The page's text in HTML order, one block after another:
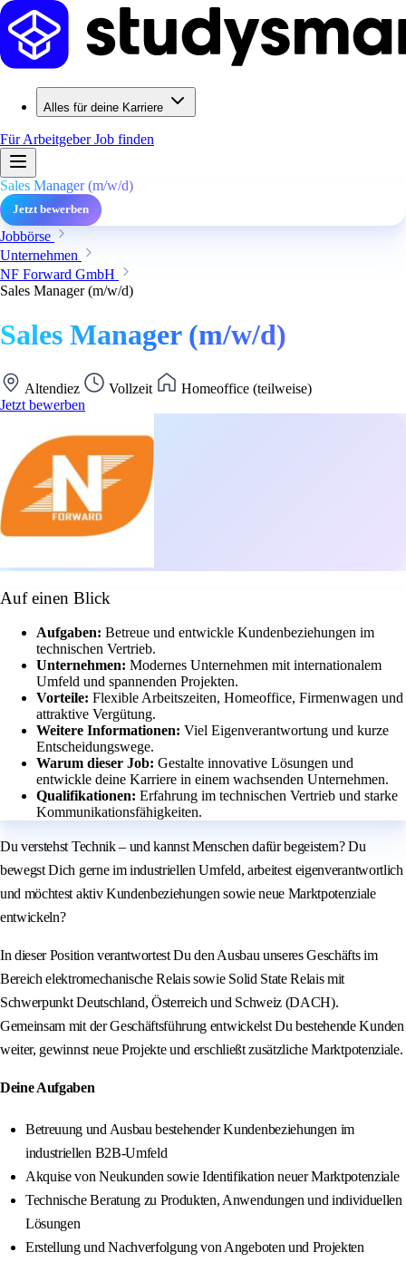
Alles für deine Karriere
Für ArbeitgeberJob finden
Sales Manager (m/w/d)
Jetzt bewerben
Jobbörse
Unternehmen
NF Forward GmbH
Sales Manager (m/w/d)
Sales Manager (m/w/d)
Altendiez Vollzeit
Homeoffice (teilweise)
Jetzt bewerben
Auf einen Blick
Aufgaben: Betreue und entwickle Kundenbeziehungen im
technischen Vertrieb.
Unternehmen: Modernes Unternehmen mit internationalem
Umfeld und spannenden Projekten.
Vorteile: Flexible Arbeitszeiten, Homeoffice, Firmenwagen und
attraktive Vergütung.
Weitere Informationen: Viel Eigenverantwortung und kurze
Entscheidungswege.
Warum dieser Job: Gestalte innovative Lösungen und
entwickle deine Karriere in einem wachsenden Unternehmen.
Qualifikationen: Erfahrung im technischen Vertrieb und starke
Kommunikationsfähigkeiten.
Du verstehst Technik – und kannst Menschen dafür begeistern? Du
bewegst Dich gerne im industriellen Umfeld, arbeitest eigenverantwortlich
und möchtest aktiv Kundenbeziehungen sowie neue Marktpotenziale
entwickeln?
In dieser Position verantwortest Du den Ausbau unseres Geschäfts im
Bereich elektromechanische Relais sowie Solid State Relais mit
Schwerpunkt Deutschland, Österreich und Schweiz (DACH).
Gemeinsam mit der Geschäftsführung entwickelst Du bestehende Kunden
weiter, gewinnst neue Projekte und erschließt zusätzliche Marktpotenziale.
Deine Aufgaben
Betreuung und Ausbau bestehender Kundenbeziehungen im
industriellen B2B-Umfeld
Akquise von Neukunden sowie Identifikation neuer Marktpotenziale
Technische Beratung zu Produkten, Anwendungen und individuellen
Lösungen
Erstellung und Nachverfolgung von Angeboten und Projekten